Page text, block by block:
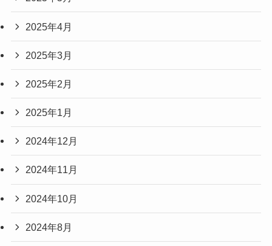
2025年4月
2025年3月
2025年2月
2025年1月
2024年12月
2024年11月
2024年10月
2024年8月